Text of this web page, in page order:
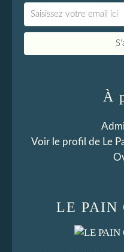
LE PAIN
À
Voir le profil de Le